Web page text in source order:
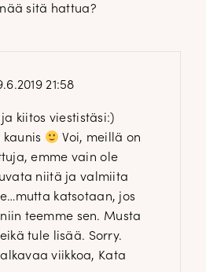
sitä hattua?
21:58
ja kiitos viestistäsi:)
kaunis
Voi, meillä on
emme vain ole
niitä ja valmiita
katsotaan, jos
teemme sen. Musta
tule lisää. Sorry.
viikkoa, Kata